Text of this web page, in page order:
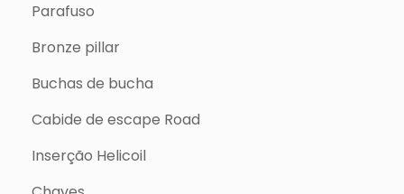
Parafuso
Bronze pillar
Buchas de bucha
Cabide de escape Road
Inserção Helicoil